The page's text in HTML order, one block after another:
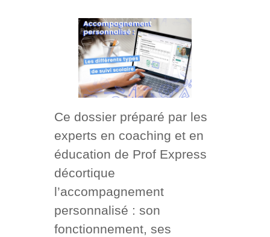
Ce dossier préparé par les
experts en coaching et en
éducation de Prof Express
décortique
l’accompagnement
personnalisé : son
fonctionnement, ses